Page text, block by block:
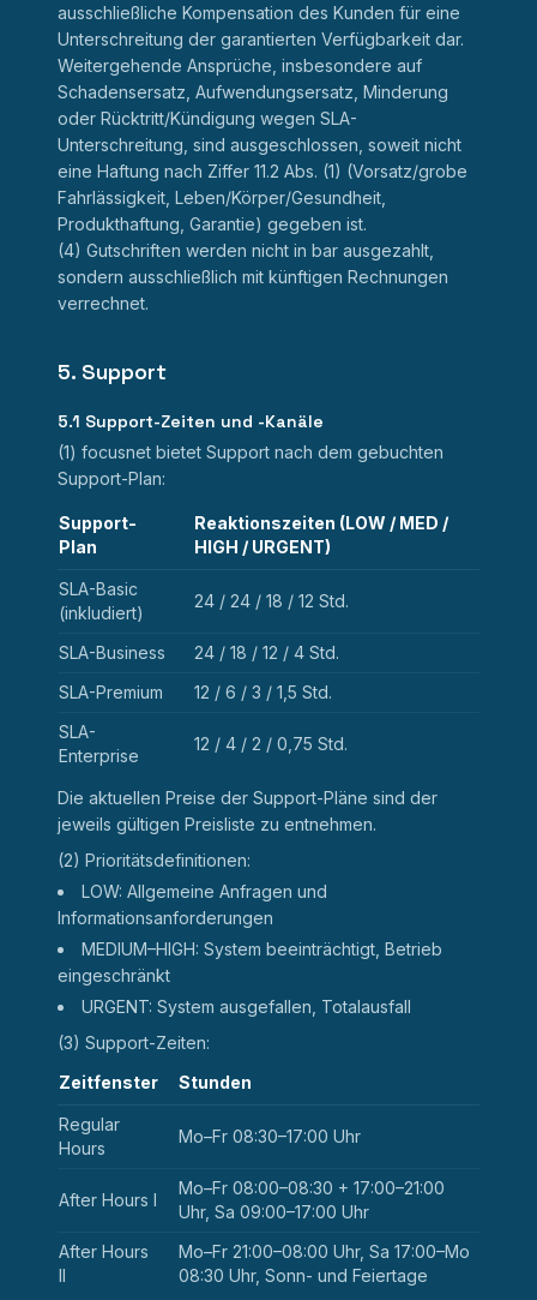
ausschließliche Kompensation des Kunden für eine
Unterschreitung der garantierten Verfügbarkeit dar.
Weitergehende Ansprüche, insbesondere auf
Schadensersatz, Aufwendungsersatz, Minderung
oder Rücktritt/Kündigung wegen SLA-
Unterschreitung, sind ausgeschlossen, soweit nicht
eine Haftung nach Ziffer 11.2 Abs. (1) (Vorsatz/grobe
Fahrlässigkeit, Leben/Körper/Gesundheit,
Produkthaftung, Garantie) gegeben ist.
(4) Gutschriften werden nicht in bar ausgezahlt,
sondern ausschließlich mit künftigen Rechnungen
verrechnet.
5. Support
5.1 Support-Zeiten und -Kanäle
(1) focusnet bietet Support nach dem gebuchten
Support-Plan:
Support-
Plan
Reaktionszeiten (LOW / MED /
HIGH / URGENT)
SLA-Basic
(inkludiert)
24 / 24 / 18 / 12 Std.
SLA-Business
24 / 18 / 12 / 4 Std.
SLA-Premium
12 / 6 / 3 / 1,5 Std.
SLA-
Enterprise
12 / 4 / 2 / 0,75 Std.
Die aktuellen Preise der Support-Pläne sind der
jeweils gültigen Preisliste zu entnehmen.
(2) Prioritätsdefinitionen:
LOW: Allgemeine Anfragen und
Informationsanforderungen
MEDIUM–HIGH: System beeinträchtigt, Betrieb
eingeschränkt
URGENT: System ausgefallen, Totalausfall
(3) Support-Zeiten:
Zeitfenster
Stunden
Regular
Hours
Mo–Fr 08:30–17:00 Uhr
After Hours I
Mo–Fr 08:00–08:30 + 17:00–21:00
Uhr, Sa 09:00–17:00 Uhr
After Hours
II
Mo–Fr 21:00–08:00 Uhr, Sa 17:00–Mo
08:30 Uhr, Sonn- und Feiertage